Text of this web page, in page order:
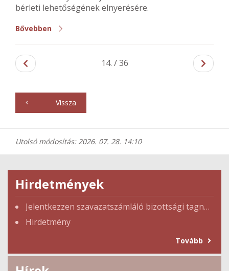
bérleti lehetőségének elnyerésére.
Bővebben
14. / 36
Vissza
Utolsó módosítás: 2026. 07. 28. 14:10
Hirdetmények
Jelentkezzen szavazatszámláló bizottsági tagnak az országgyűlési választásokra!
Hirdetmény
Tovább